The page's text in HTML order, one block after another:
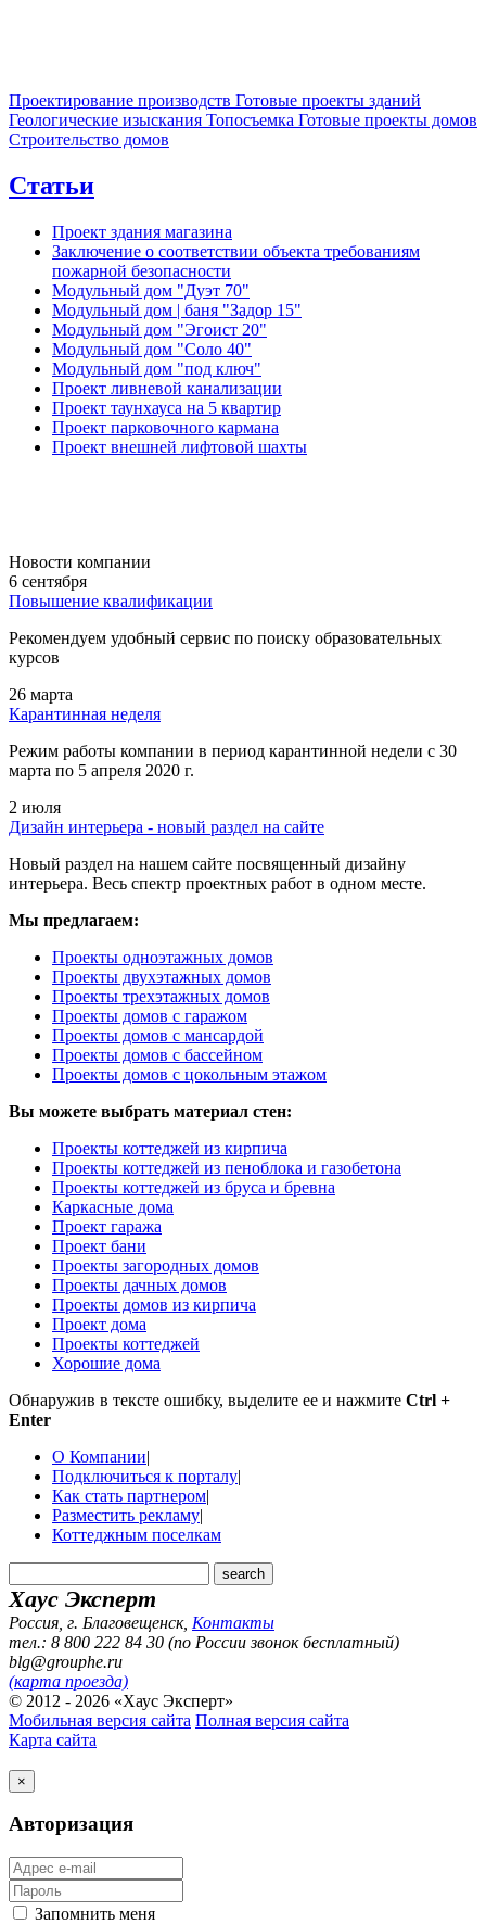
Проектирование производств Готовые проекты зданий
Геологические изыскания Топосъемка Готовые проекты домов
Строительство домов
Статьи
Проект здания магазина
Заключение о соответствии объекта требованиям
пожарной безопасности
Модульный дом "Дуэт 70"
Модульный дом | баня "Задор 15"
Модульный дом "Эгоист 20"
Модульный дом "Соло 40"
Модульный дом "под ключ"
Проект ливневой канализации
Проект таунхауса на 5 квартир
Проект парковочного кармана
Проект внешней лифтовой шахты
Новости компании
6 сентября
Повышение квалификации
Рекомендуем удобный сервис по поиску образовательных
курсов
26 марта
Карантинная неделя
Режим работы компании в период карантинной недели c 30
марта по 5 апреля 2020 г.
2 июля
Дизайн интерьера - новый раздел на сайте
Новый раздел на нашем сайте посвященный дизайну
интерьера. Весь спектр проектных работ в одном месте.
Мы предлагаем:
Проекты одноэтажных домов
Проекты двухэтажных домов
Проекты трехэтажных домов
Проекты домов с гаражом
Проекты домов с мансардой
Проекты домов с бассейном
Проекты домов с цокольным этажом
Вы можете выбрать материал стен:
Проекты коттеджей из кирпича
Проекты коттеджей из пеноблока и газобетона
Проекты коттеджей из бруса и бревна
Каркасные дома
Проект гаража
Проект бани
Проекты загородных домов
Проекты дачных домов
Проекты домов из кирпича
Проект дома
Проекты коттеджей
Хорошие дома
Обнаружив в тексте ошибку, выделите ее и нажмите Ctrl +
Enter
О Компании|
Подключиться к порталу|
Как стать партнером|
Разместить рекламу|
Коттеджным поселкам
Хаус Эксперт
Россия, г. Благовещенск, Контакты
тел.: 8 800 222 84 30 (по России звонок бесплатный)
blg@grouphe.ru
(карта проезда)
© 2012 - 2026 «Хаус Эксперт»
Мобильная версия сайта Полная версия сайта
Карта сайта
×
Авторизация
Запомнить меня